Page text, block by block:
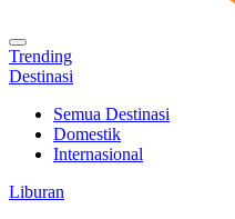
Trending
Destinasi
Semua Destinasi
Domestik
Internasional
Liburan